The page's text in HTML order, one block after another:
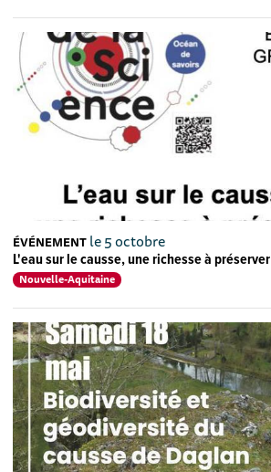
ÉVÉNEMENT le 5 octobre
L'eau sur le causse, une richesse à préserver
Nouvelle-Aquitaine